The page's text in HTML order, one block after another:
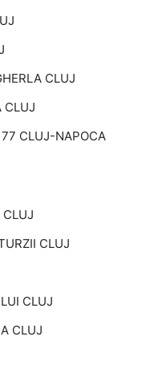
CLUJ
CLUJ
CLUJ-NAPOCA
CLUJ
CLUJ
CLUJ
CLUJ